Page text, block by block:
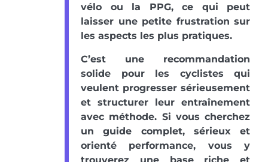
vélo ou la PPG, ce qui peut
laisser une petite frustration sur
les aspects les plus pratiques.
C’est une recommandation
solide pour les cyclistes qui
veulent progresser sérieusement
et structurer leur entraînement
avec méthode. Si vous cherchez
un guide complet, sérieux et
orienté performance, vous y